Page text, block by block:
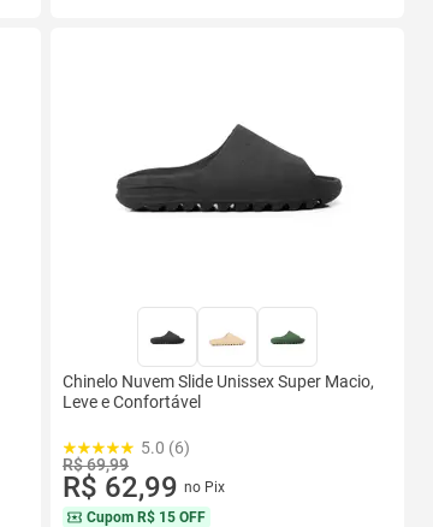
Chinelo Nuvem Slide Unissex Super Macio,
Leve e Confortável
5.0 (6)
R$ 69,99
R$ 62,99 no Pix
Cupom R$ 15 OFF